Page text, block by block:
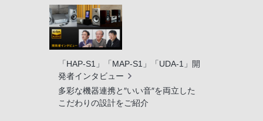
「HAP-S1」「MAP-S1」「UDA-1」開
発者インタビュー
多彩な機器連携と″いい音″を両立した
こだわりの設計をご紹介